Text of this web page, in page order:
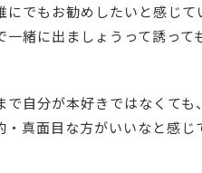
でもお勧めしたいと感じて
緒に出ましょうって誘っ
で自分が本好きではなくて
真面目な方がいいなと感